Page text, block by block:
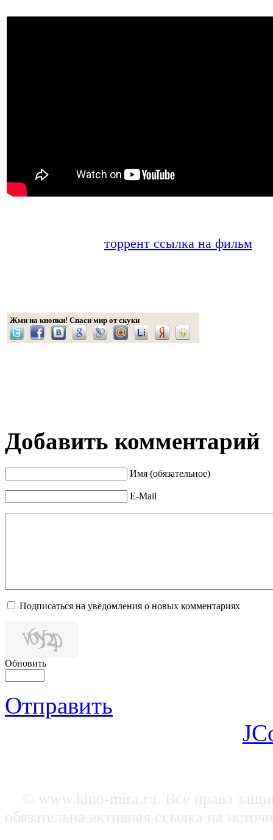
торрент ссылка на фильм
Жми на кнопки! Спаси мир от скуки
Добавить комментарий
Имя (обязательное)
E-Mail
Подписаться на уведомления о новых комментариях
Обновить
Отправить
© www.kino-mira.ru. Все права
обязательна активная ссылка на